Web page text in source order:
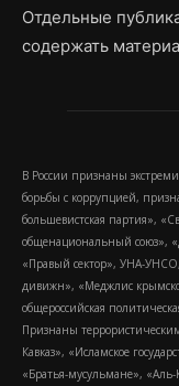
Отдельные
содержать
В России признаны
борьбы с коррупцией,
большевистская партия»,
общенациональный союз»,
«Правый сектор», УНА-
дивижн», «Меджлис
общероссийская
Признаны
Кавказ», «Исламское
«Братья-мусульмане»,